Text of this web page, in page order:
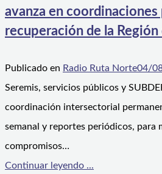
avanza en coordinaciones
recuperación de la
Publicado en Radio Ruta Norte04/
Seremis, servicios públicos y
coordinación intersectorial
semanal y reportes periódicos, para
compromisos…
Continuar leyendo ...